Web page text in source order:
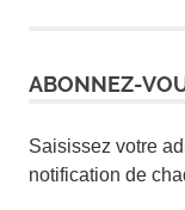
ABONNEZ-
Saisissez votre
notification de